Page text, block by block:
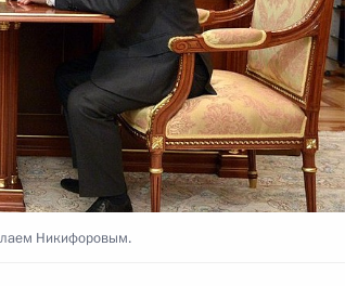
5
30
Никифоровым.